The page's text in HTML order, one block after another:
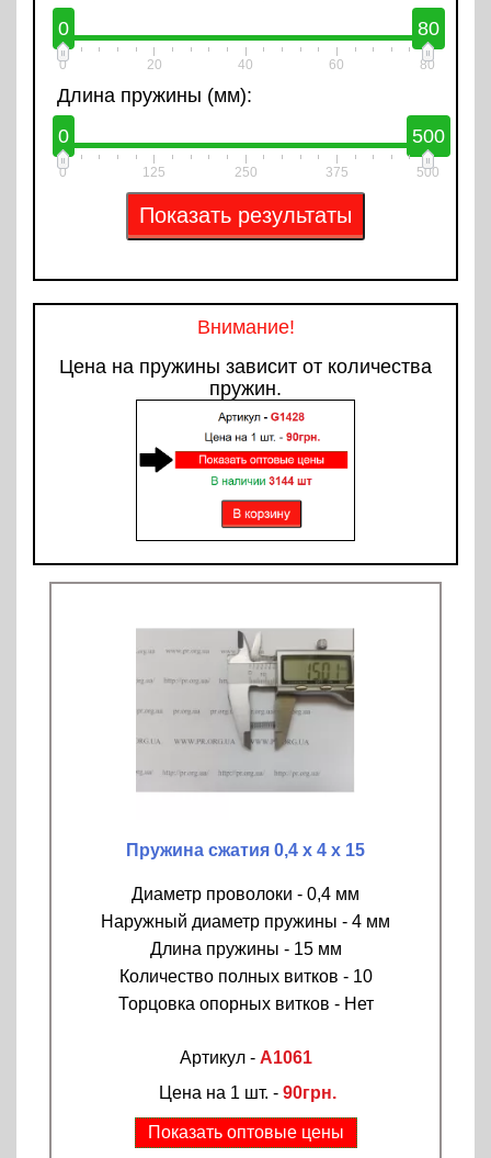
0
80
0 20 40 60 80
Длина пружины (мм):
0
500
0 125 250 375 500
Внимание!
Цена на пружины зависит от количества
пружин.
Пружина сжатия 0,4 х 4 х 15
Диаметр проволоки - 0,4 мм
Наружный диаметр пружины - 4 мм
Длина пружины - 15 мм
Количество полных витков - 10
Торцовка опорных витков - Нет
Артикул - A1061
Цена на 1 шт. - 90грн.
Показать оптовые цены